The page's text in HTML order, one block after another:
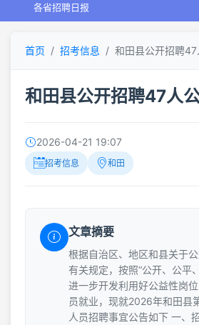
各省招聘日报
首页 招考信息 和田县公开招聘
和田县公开招聘47人
2026-04-21 19:07
招考信息 和田
文章摘要
根据自治区、地区和县关于
有关规定，按照“公开、公平
进一步开发利用好公益性岗
员就业，现就2026年和田县
人员招聘事宜公告如下 一、